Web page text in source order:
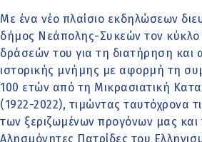
Με ένα νέο πλαίσιο εκδηλώσεων
δήμος Νεάπολης-Συκεών τον
δράσεών του για τη διατήρηση και
ιστορικής μνήμης με αφορμή τη
100 ετών από τη Μικρασιατική
(1922-2022), τιμώντας ταυτόχρονα
των ξεριζωμένων προγόνων μας και
Αλησμόνητες Πατρίδες του